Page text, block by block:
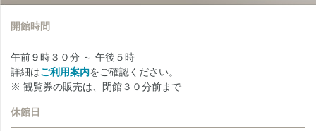
開館時間
午前９時３０分 ～ 午後５時
詳細はご利用案内をご確認ください。
※ 観覧券の販売は、閉館３０分前まで
休館日